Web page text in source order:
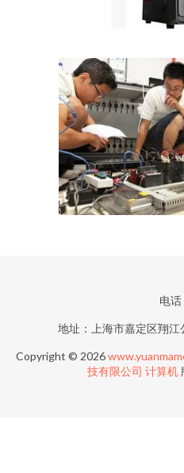
电话
地址：上海市嘉定区翔
Copyright © 2026
技有限公司 计算机